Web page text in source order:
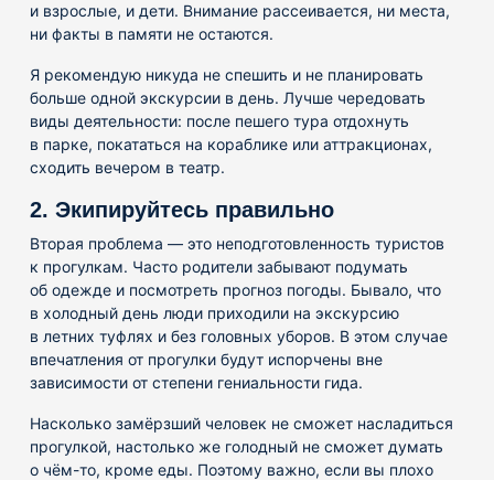
и взрослые, и дети. Внимание рассеивается, ни места,
ни факты в памяти не остаются.
Я рекомендую никуда не спешить и не планировать
больше одной экскурсии в день. Лучше чередовать
виды деятельности: после пешего тура отдохнуть
в парке, покататься на кораблике или аттракционах,
сходить вечером в театр.
2. Экипируйтесь правильно
Вторая проблема — это неподготовленность туристов
к прогулкам. Часто родители забывают подумать
об одежде и посмотреть прогноз погоды. Бывало, что
в холодный день люди приходили на экскурсию
в летних туфлях и без головных уборов. В этом случае
впечатления от прогулки будут испорчены вне
зависимости от степени гениальности гида.
Насколько замёрзший человек не сможет насладиться
прогулкой, настолько же голодный не сможет думать
о чём-то, кроме еды. Поэтому важно, если вы плохо